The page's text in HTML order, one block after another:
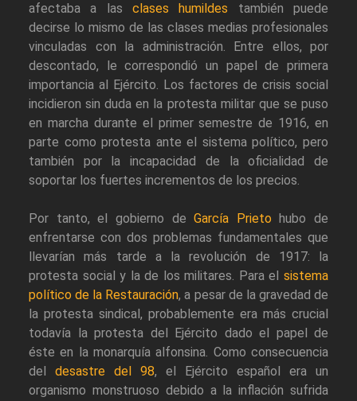
afectaba a las clases humildes también puede
decirse lo mismo de las clases medias profesionales
vinculadas con la administración. Entre ellos, por
descontado, le correspondió un papel de primera
importancia al Ejército. Los factores de crisis social
incidieron sin duda en la protesta militar que se puso
en marcha durante el primer semestre de 1916, en
parte como protesta ante el sistema político, pero
también por la incapacidad de la oficialidad de
soportar los fuertes incrementos de los precios.
Por tanto, el gobierno deGarcía Prieto hubo de
enfrentarse con dos problemas fundamentales que
llevarían más tarde a la revolución de 1917: la
protesta social y la de los militares. Para el sistema
político de la Restauración, a pesar de la gravedad de
la protesta sindical, probablemente era más crucial
todavía la protesta del Ejército dado el papel de
éste en la monarquía alfonsina. Como consecuencia
del desastre del 98, el Ejército español era un
organismo monstruoso debido a la inflación sufrida